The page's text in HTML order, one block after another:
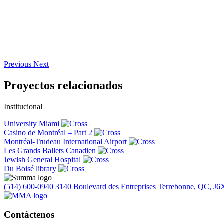
Previous Next
Proyectos relacionados
Institucional
University Miami
Casino de Montréal – Part 2
Montréal-Trudeau International Airport
Les Grands Ballets Canadien
Jewish General Hospital
Du Boisé library
(514) 600-0940 3140 Boulevard des Entreprises Terrebonne, QC,
Contáctenos